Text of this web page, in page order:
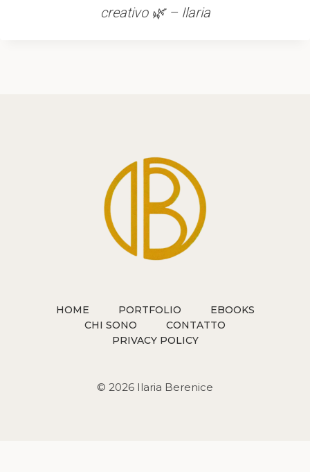
creativo 🌿 – Ilaria
HOME PORTFOLIO
EBOOKS
CHI SONO
CONTATTO
PRIVACY POLICY
© 2026 Ilaria Berenice